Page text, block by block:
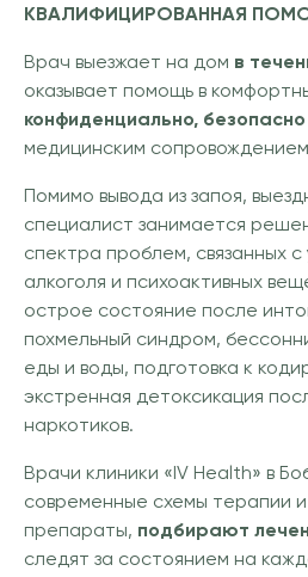
КВАЛИФИЦИРОВАННАЯ
Врач выезжает на дом в
оказывает помощь в
конфиденциально, безопасно
медицинским
Помимо вывода из запоя,
специалист занимается
спектра проблем, связанных
алкоголя и психоактивных
острое состояние после
похмельный синдром,
еды и воды, подготовка к
экстренная детоксикация
наркотиков.
Врачи клиники «IV Health» в
современные схемы терапии
препараты, подбирают
следят за состоянием на